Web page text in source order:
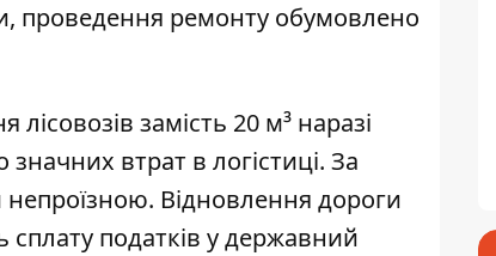
проведення ремонту обумовлено
замість 20 м³ наразі
втрат в логістиці. За
непроїзною. Відновлення дороги
сплату податків у державний